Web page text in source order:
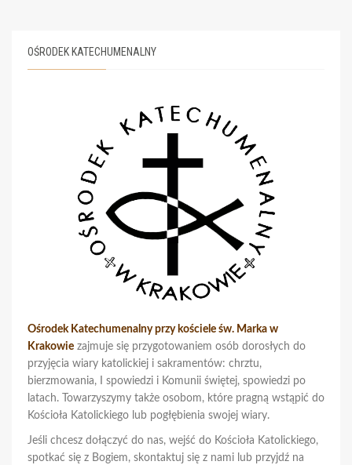
OŚRODEK KATECHUMENALNY
Ośrodek Katechumenalny przy kościele św. Marka w
Krakowie zajmuje się przygotowaniem osób dorosłych do
przyjęcia wiary katolickiej i sakramentów: chrztu,
bierzmowania, I spowiedzi i Komunii świętej, spowiedzi po
latach. Towarzyszymy także osobom, które pragną wstąpić do
Kościoła Katolickiego lub pogłębienia swojej wiary.
Jeśli chcesz dołączyć do nas, wejść do Kościoła Katolickiego,
spotkać się z Bogiem, skontaktuj się z nami lub przyjdź na